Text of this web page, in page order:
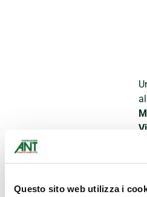
Questo sito web utilizza i